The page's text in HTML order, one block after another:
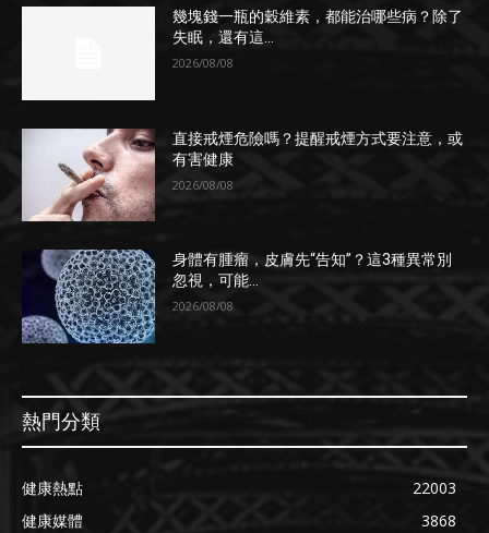
幾塊錢一瓶的穀維素，都能治哪些病？除了
失眠，還有這...
2026/08/08
直接戒煙危險嗎？提醒戒煙方式要注意，或
有害健康
2026/08/08
身體有腫瘤，皮膚先“告知”？這3種異常別
忽視，可能...
2026/08/08
熱門分類
健康熱點
22003
健康媒體
3868